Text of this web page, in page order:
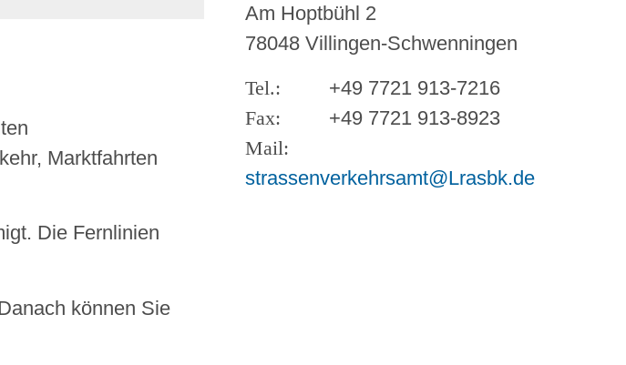
Marktfahrten
Die Fernlinien
können Sie
Am Hoptbühl 2
78048 Villingen-Schwenningen
+49 7721 913-7216
+49 7721 913-8923
strassenverkehrsamt@Lrasbk.de